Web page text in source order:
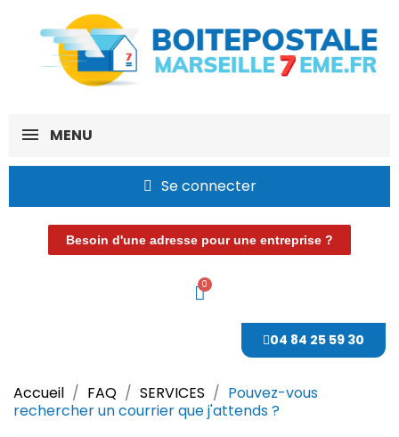
MENU
Se connecter
Besoin d'une adresse pour une entreprise ?
04 84 25 59 30
Accueil FAQ SERVICES
Pouvez-vous
rechercher un courrier que j'attends ?